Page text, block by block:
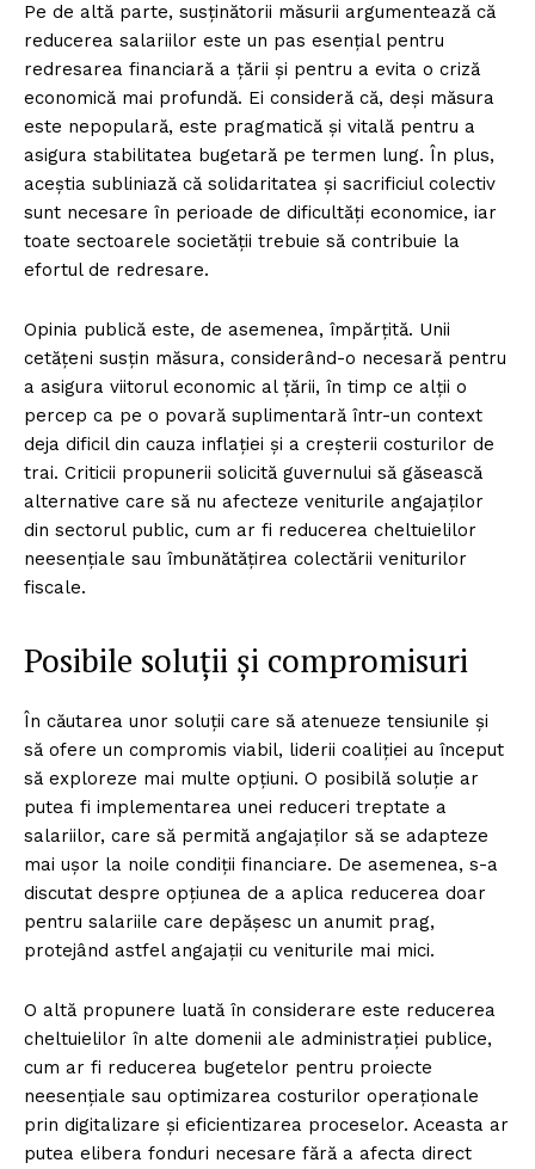
Pe de altă parte, susținătorii măsurii argumentează că
reducerea salariilor este un pas esențial pentru
redresarea financiară a țării și pentru a evita o criză
economică mai profundă. Ei consideră că, deși măsura
este nepopulară, este pragmatică și vitală pentru a
asigura stabilitatea bugetară pe termen lung. În plus,
aceștia subliniază că solidaritatea și sacrificiul colectiv
sunt necesare în perioade de dificultăți economice, iar
toate sectoarele societății trebuie să contribuie la
efortul de redresare.
Opinia publică este, de asemenea, împărțită. Unii
cetățeni susțin măsura, considerând-o necesară pentru
a asigura viitorul economic al țării, în timp ce alții o
percep ca pe o povară suplimentară într-un context
deja dificil din cauza inflației și a creșterii costurilor de
trai. Criticii propunerii solicită guvernului să găsească
alternative care să nu afecteze veniturile angajaților
din sectorul public, cum ar fi reducerea cheltuielilor
neesențiale sau îmbunătățirea colectării veniturilor
fiscale.
Posibile soluții și compromisuri
În căutarea unor soluții care să atenueze tensiunile și
să ofere un compromis viabil, liderii coaliției au început
să exploreze mai multe opțiuni. O posibilă soluție ar
putea fi implementarea unei reduceri treptate a
salariilor, care să permită angajaților să se adapteze
mai ușor la noile condiții financiare. De asemenea, s-a
discutat despre opțiunea de a aplica reducerea doar
pentru salariile care depășesc un anumit prag,
protejând astfel angajații cu veniturile mai mici.
O altă propunere luată în considerare este reducerea
cheltuielilor în alte domenii ale administrației publice,
cum ar fi reducerea bugetelor pentru proiecte
neesențiale sau optimizarea costurilor operaționale
prin digitalizare și eficientizarea proceselor. Aceasta ar
putea elibera fonduri necesare fără a afecta direct